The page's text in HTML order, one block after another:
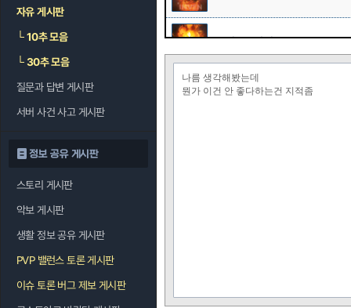
자유 게시판
└10추 모음
└30추 모음
질문과 답변 게시판
서버 사건 사고 게시판
정보 공유 게시판
스토리 게시판
악보 게시판
생활 정보 공유 게시판
PVP 밸런스 토론 게시판
이슈 토론 버그 제보 게시판
오의 : 폭쇄진 1
오의 : 창룡패황
권
나름 생각해봤는데
뭔가 이건 안 좋다하는건 지적좀